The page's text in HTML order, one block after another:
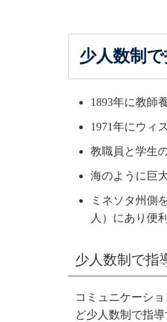
少人数制
1893年に教師
1971年にウィ
教職員と学生
海のように巨
ミネソタ州側
人）にあり便利
少人数制で指
コミュニケーシ
ど少人数制で指